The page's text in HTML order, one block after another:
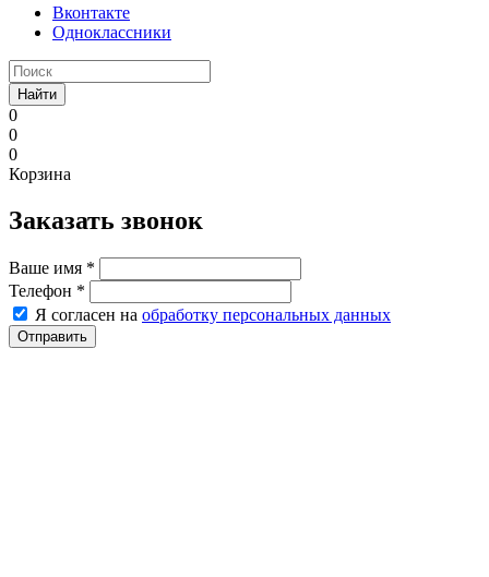
Вконтакте
Одноклассники
Найти
0
0
0
Корзина
Заказать звонок
Ваше имя *
Телефон *
Я согласен на обработку персональных данных